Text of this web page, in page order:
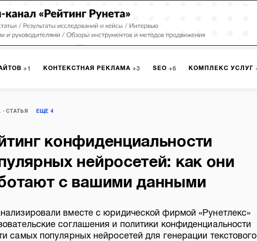
1 КОНТЕКСТНАЯ РЕКЛАМА 3 SEO 6 КОМПЛЕКС УСЛУГ
9 ПРОГРАММИРОВАНИЕ
ИНТРАНЕТ МОНИТОРИНГ МЕНЕДЖМЕНТ
СТАТЬЯ ЕЩЕ 4
конфиденциальности
нейросетей: как они
с вашими данными
вместе с юридической фирмой «Рунетлекс»
соглашения и политики конфиденциальности
самых популярных нейросетей для генерации текстового